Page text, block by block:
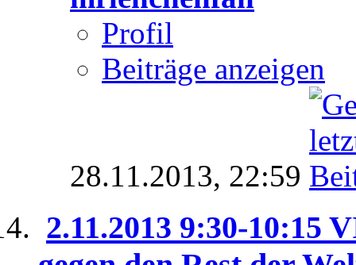
Profil
Beiträge anzeigen
28.11.2013, 22:59
2.11.2013 9:30-10:15